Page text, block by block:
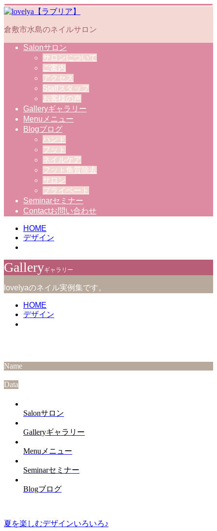
倉敷市水島のネイルサロン
Salonサロン
サロンについて
ご案内
アクセス
Staffスタッフ
お客様の声
Galleryギャラリー
Menu メニュー
Blogブログ
ハンド
フット
ネイルケア
フット角質除去
サロン
プライベート
Seminarセミナー
Contactお問い合わせ
HOME
デザイン
Galleryギャラリー
lovelyaのネイル実例集です。
HOME
デザイン
Name
Data
Salonサロン
Galleryギャラリー
Menu メニュー
Seminarセミナー
Blogブログ
夏を楽しむデザインいろいろ♪